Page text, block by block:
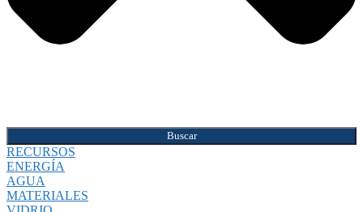
Buscar
RECURSOS
ENERGÍA
AGUA
MATERIALES